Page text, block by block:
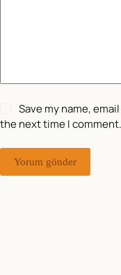
Save my name,
the next time I comment.
Yorum gönder